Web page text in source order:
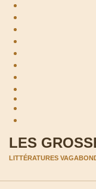
LES
LITTÉRATURES